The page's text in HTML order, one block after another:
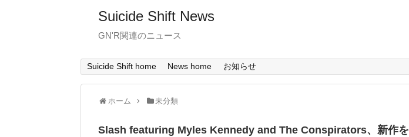
Suicide Shift News
GN'R関連のニュース
Suicide Shift home News home お知らせ
ホーム 未分類
Slash featuring Myles Kennedy and The Conspirators、新作を